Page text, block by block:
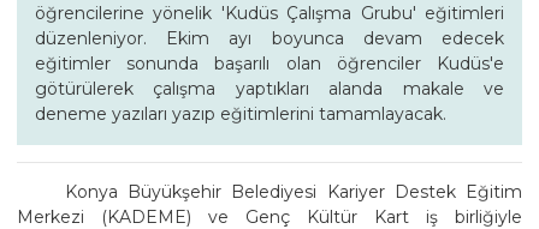
öğrencilerine yönelik 'Kudüs Çalışma Grubu' eğitimleri
düzenleniyor. Ekim ayı boyunca devam edecek
eğitimler sonunda başarılı olan öğrenciler Kudüs'e
götürülerek çalışma yaptıkları alanda makale ve
deneme yazıları yazıp eğitimlerini tamamlayacak.
Konya Büyükşehir Belediyesi Kariyer Destek Eğitim
Merkezi (KADEME) ve Genç Kültür Kart iş birliğiyle